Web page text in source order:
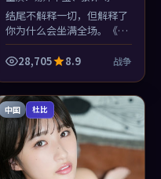
结尾不解释一切，但解释了
你为什么会坐满全场。《雾
岛档案》的战争落点像关门
声：轻，却清楚。
28,705 8.9 战争
中国 杜比